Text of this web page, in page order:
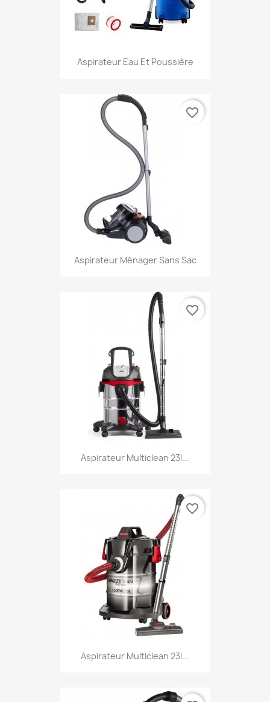
Aspirateur Eau Et Poussière
Aspirateur Ménager Sans Sac
favorite_border
Aspirateur Multiclean 23l...
favorite_border
Aspirateur Multiclean 23l...
favorite_border